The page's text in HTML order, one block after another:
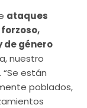
ataques
de género
nuestro
están
poblados,